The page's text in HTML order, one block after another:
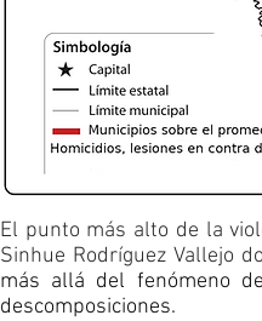
El punto más alto de la
Sinhue Rodríguez Vallejo
más allá del fenómeno
descomposiciones.